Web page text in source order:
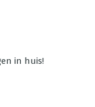
in huis!